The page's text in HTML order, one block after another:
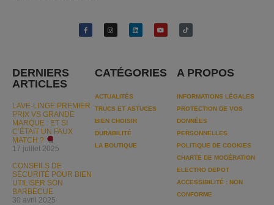
DERNIERS
ARTICLES
LAVE-LINGE PREMIER
PRIX VS GRANDE
MARQUE : ET SI
C’ÉTAIT UN FAUX
MATCH ?
17 juillet 2025
CONSEILS DE
SÉCURITÉ POUR BIEN
UTILISER SON
BARBECUE
30 avril 2025
CATÉGORIES
ACTUALITÉS
TRUCS ET ASTUCES
BIEN CHOISIR
DURABILITÉ
LA BOUTIQUE
A PROPOS
INFORMATIONS LÉGALES
PROTECTION DE VOS
DONNÉES
PERSONNELLES
POLITIQUE DE COOKIES
CHARTE DE MODÉRATION
ELECTRO DEPOT
ACCESSIBILITÉ : NON
CONFORME